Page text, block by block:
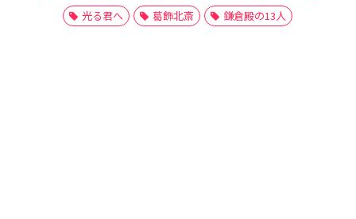
光る君へ
葛飾北斎 鎌倉殿の13人